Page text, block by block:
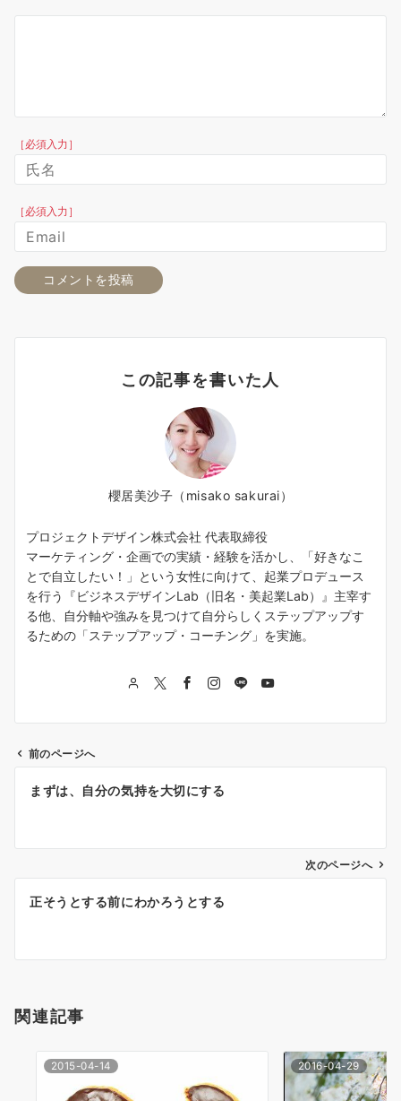
［必須入力］
［必須入力］
この記事を書いた人
櫻居美沙子（misako sakurai）
プロジェクトデザイン株式会社 代表取締役
マーケティング・企画での実績・経験を活かし、「好きなこ
とで自立したい！」という女性に向けて、起業プロデュース
を行う『ビジネスデザインLab（旧名・美起業Lab）』主宰す
る他、自分軸や強みを見つけて自分らしくステップアップす
るための「ステップアップ・コーチング」を実施。
ゲ
シ
ン
前のページへ
まずは、自分の気持を大切にする
次のページへ
正そうとする前にわかろうとする
関連記事
2015-04-14 2016-04-29